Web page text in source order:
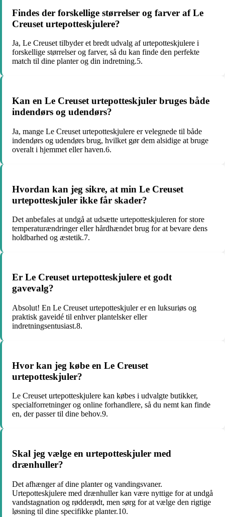
Findes der forskellige størrelser og farver af Le
Creuset urtepotteskjulere?
Ja, Le Creuset tilbyder et bredt udvalg af urtepotteskjulere i
forskellige størrelser og farver, så du kan finde den perfekte
match til dine planter og din indretning.5.
Kan en Le Creuset urtepotteskjuler bruges både
indendørs og udendørs?
Ja, mange Le Creuset urtepotteskjulere er velegnede til både
indendørs og udendørs brug, hvilket gør dem alsidige at bruge
overalt i hjemmet eller haven.6.
Hvordan kan jeg sikre, at min Le Creuset
urtepotteskjuler ikke får skader?
Det anbefales at undgå at udsætte urtepotteskjuleren for store
temperaturændringer eller hårdhændet brug for at bevare dens
holdbarhed og æstetik.7.
Er Le Creuset urtepotteskjulere et godt
gavevalg?
Absolut! En Le Creuset urtepotteskjuler er en luksuriøs og
praktisk gaveidé til enhver plantelsker eller
indretningsentusiast.8.
Hvor kan jeg købe en Le Creuset
urtepotteskjuler?
Le Creuset urtepotteskjulere kan købes i udvalgte butikker,
specialforretninger og online forhandlere, så du nemt kan finde
en, der passer til dine behov.9.
Skal jeg vælge en urtepotteskjuler med
drænhuller?
Det afhænger af dine planter og vandingsvaner.
Urtepotteskjulere med drænhuller kan være nyttige for at undgå
vandstagnation og rødderødt, men sørg for at vælge den rigtige
løsning til dine specifikke planter.10.